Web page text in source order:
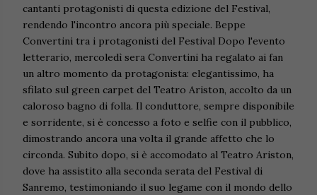
cantanti protagonisti di questa edizione del Festival,
rendendo l'incontro ancora più speciale. Beppe
Convertini tra i protagonisti del Festival Dopo l'evento
letterario, mercoledì sera Convertini ha regalato ai fan
un altro momento da protagonista: elegantissimo, ha
sfilato sul green carpet del Teatro Ariston, accolto da un
caloroso bagno di folla. Il conduttore, sempre disponibile
e sorridente, si è concesso a foto e selfie con il pubblico,
dimostrando ancora una volta il grande affetto che lo
circonda. Subito dopo, si è accomodato al Teatro Ariston,
dove ha assistito alla seconda serata del Festival di
Sanremo, testimoniando il suo legame con il mondo dello